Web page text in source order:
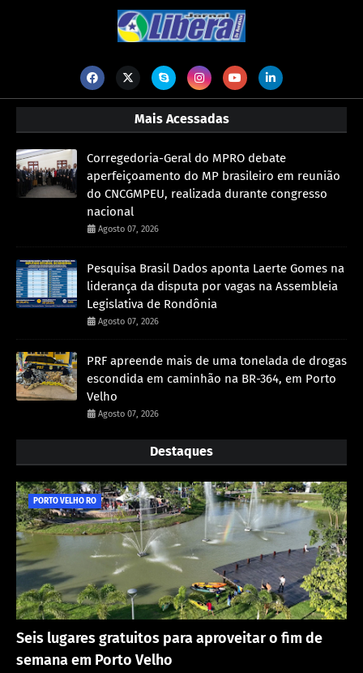
Mais Acessadas
Corregedoria-Geral do MPRO debate
aperfeiçoamento do MP brasileiro em reunião
do CNCGMPEU, realizada durante congresso
nacional
Agosto 07, 2026
Pesquisa Brasil Dados aponta Laerte Gomes na
liderança da disputa por vagas na Assembleia
Legislativa de Rondônia
Agosto 07, 2026
PRF apreende mais de uma tonelada de drogas
escondida em caminhão na BR-364, em Porto
Velho
Agosto 07, 2026
Destaques
PORTO VELHO RO
Seis lugares gratuitos para aproveitar o fim de
semana em Porto Velho